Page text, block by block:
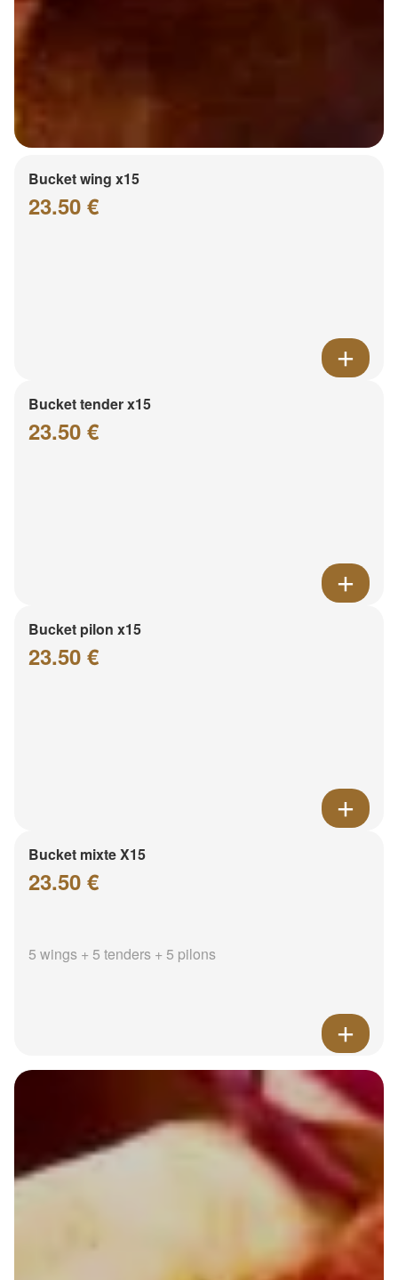
Bucket wing x15
23.50 €
Bucket tender x15
23.50 €
Bucket pilon x15
23.50 €
Bucket mixte X15
23.50 €
5 wings + 5 tenders + 5 pilons